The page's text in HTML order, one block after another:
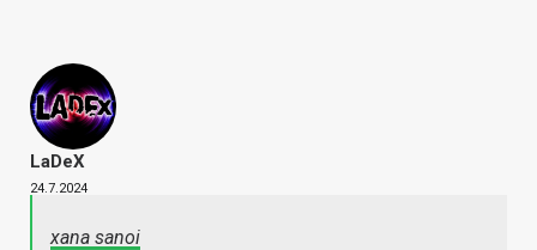
LaDeX
24.7.2024
xana sanoi